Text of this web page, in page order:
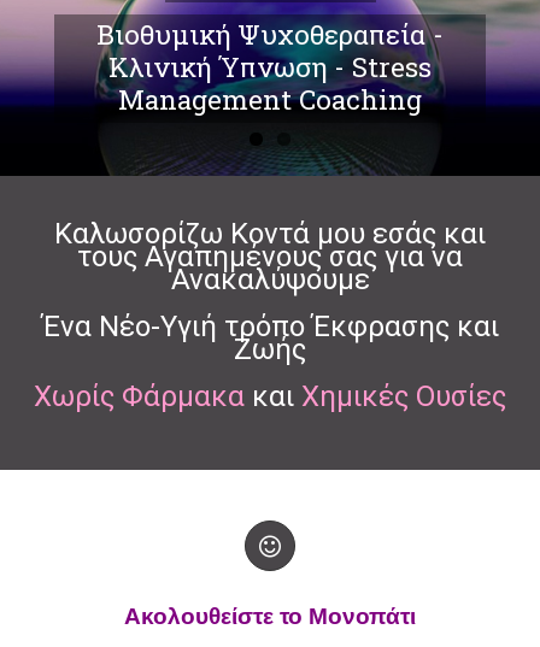
Βιοθυμική Ψυχοθεραπεία -
Κλινική Ύπνωση - Stress
Management Coaching
Καλωσορίζω Κοντά μου εσάς και
τους Αγαπημένους σας για να
Ανακαλύψουμε
Ένα Νέο-Υγιή τρόπο Έκφρασης και
Ζωής
Χωρίς Φάρμακα και Χημικές Ουσίες
Ακολουθείστε το Μονοπάτι